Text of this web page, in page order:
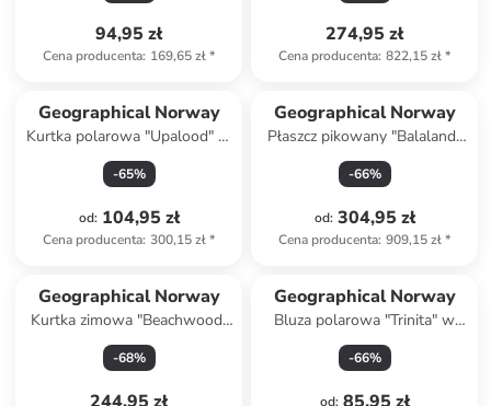
94,95 zł
Cena producenta: 169,65 zł*
274,95 zł
Cena producenta: 822,15 zł*
Geographical Norway
Kurtka polarowa "Upalood" w
kolorze ciemnozielonym
-65%
od: 104,95 zł
Cena producenta: 300,15 zł*
Geographical Norway
Płaszcz pikowany "Balaland"
w kolorze czarnym
-66%
od: 304,95 zł
Cena producenta: 909,15 zł*
Geographical Norway
Kurtka zimowa "Beachwood"
w kolorze czarnym
-68%
Geographical Norway
Bluza polarowa "Trinita" w
kolorze beżowym
-66%
od: